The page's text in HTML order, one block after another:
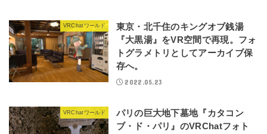
VRChatワールド
東京・北千住のキングオブ銭湯
『大黒湯』をVR空間で再現。フォ
トグラメトリとしてアーカイブ保
存へ。
2022.05.23
VRChatワールド
パリの巨大地下墓地『カタコン
ブ・ド・パリ』のVRChatフォト